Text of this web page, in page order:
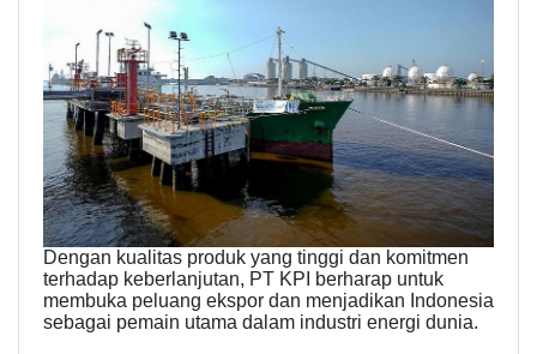
Dengan kualitas produk yang tinggi dan komitmen
terhadap keberlanjutan, PT KPI berharap untuk
membuka peluang ekspor dan menjadikan Indonesia
sebagai pemain utama dalam industri energi dunia.